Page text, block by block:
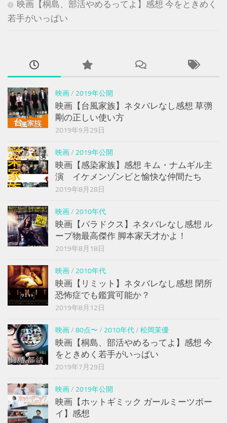
映画【桐島、部活やめるってよ】感想 今をときめく
若手がいっぱい
映画/ 2019年公開
映画【台風家族】ネタバレなし感想 草彅
剛の正しい使い方
2019年9月29日
映画/ 2019年公開
映画【感染家族】感想 キム・ナムギル主
演 イケメンゾンビと愉快な仲間たち
2019年8月28日
映画/ 2010年代
映画【パラドクス】ネタバレなし感想 ル
ープ物最高傑作 脚本家天才かよ！
2019年8月18日
映画/ 2010年代
映画【リミット】ネタバレなし感想 閉所
恐怖症でも鑑賞可能か？
2019年8月12日
映画/ 80点〜 / 2010年代/ 松岡茉優
映画【桐島、部活やめるってよ】感想 今
をときめく若手がいっぱい
2019年7月29日
映画/ 2019年公開
映画【ホットギミック ガールミーツボー
イ】感想